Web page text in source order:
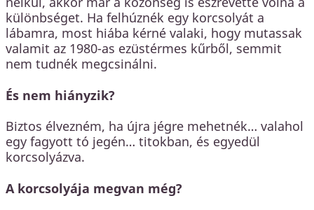
különbséget. Ha felhúznék egy korcsolyát a
lábamra, most hiába kérné valaki, hogy mutassak
valamit az 1980-as ezüstérmes kűrből, semmit
nem tudnék megcsinálni.
És nem hiányzik?
Biztos élvezném, ha újra jégre mehetnék… valahol
egy fagyott tó jegén… titokban, és egyedül
korcsolyázva.
A korcsolyája megvan még?